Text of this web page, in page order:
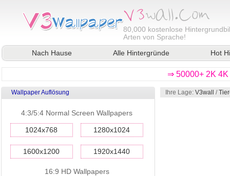
80,000 kostenlose
Arten von Sprache!
Nach Hause
Alle Hintergründe Hot
⇒ 50000+ 2K
Wallpaper Auflösung
4:3/5:4 Normal Screen Wallpapers
1024x768 1280x1024
1600x1200 1920x1440
16:9 HD Wallpapers
Ihre Lage: V3wall /